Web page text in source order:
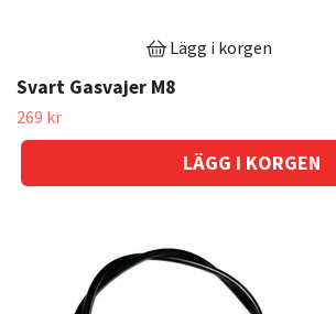
Lägg i korgen
Svart Gasvajer M8
269 kr